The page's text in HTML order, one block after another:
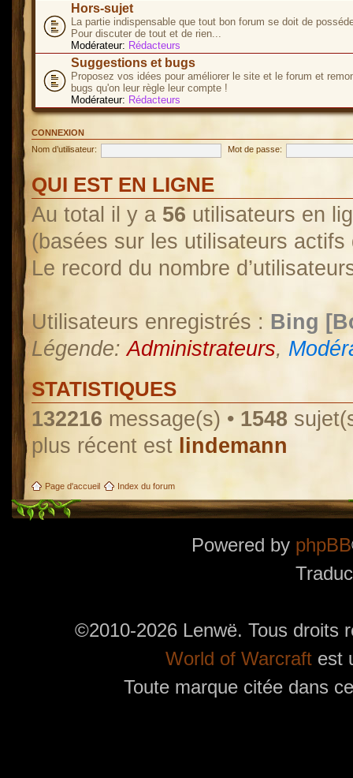
Hors-sujet
La partie indispensable que tout bon forum se doit de
Pour discuter de tout et de rien...
Modérateur: Rédacteurs
Suggestions et bugs
Proposez vos idées pour améliorer le site et le forum et
bugs qu'on leur règle leur compte !
Modérateur: Rédacteurs
CONNEXION
Nom d’utilisateur:
Mot de passe:
QUI EST EN LIGNE
Au total il y a 56 utilisateurs en
(basées sur les utilisateurs
Le record du nombre
Utilisateurs enregistrés : Bing
Légende:Administrateurs,
STATISTIQUES
132216 message(s) • 1548
plus récent est lindemann
Page d'accueil Index du forum
Powered by phpBB
©2010-2026 Lenwë. Tous droits
World of Warcraftest
Toute marque citée dans